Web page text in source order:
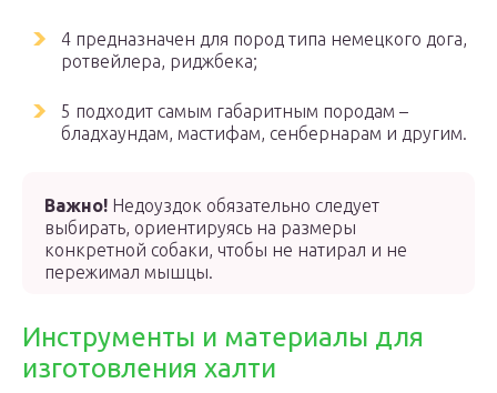
4 предназначен для пород типа немецкого дога,
ротвейлера, риджбека;
5 подходит самым габаритным породам –
бладхаундам, мастифам, сенбернарам и другим.
Важно! Недоуздок обязательно следует
выбирать, ориентируясь на размеры
конкретной собаки, чтобы не натирал и не
пережимал мышцы.
Инструменты и материалы для
изготовления халти